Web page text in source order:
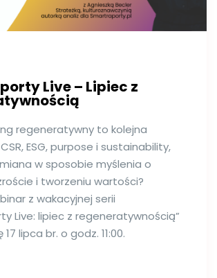
Live – Lipiec z
regeneratywny to kolejna
ESG, purpose i sustainability,
w sposobie myślenia o
i tworzeniu wartości?
z wakacyjnej serii
Live: lipiec z regeneratywnością”
lipca br. o godz. 11:00.